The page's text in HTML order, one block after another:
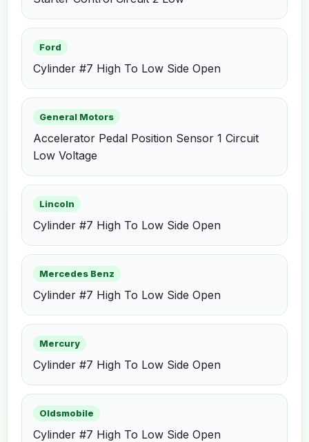
Ford
Cylinder #7 High To Low Side Open
General Motors
Accelerator Pedal Position Sensor 1 Circuit
Low Voltage
Lincoln
Cylinder #7 High To Low Side Open
Mercedes Benz
Cylinder #7 High To Low Side Open
Mercury
Cylinder #7 High To Low Side Open
Oldsmobile
Cylinder #7 High To Low Side Open